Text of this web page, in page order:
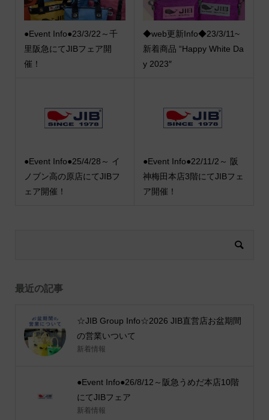
●Event Info●23/3/22～千
里阪急にてJIBフェア開
催！
◆web更新Info◆23/3/11~
新着商品 “Happy White Da
y 2023″
●Event Info●25/4/28～ イ
ノブン高の原店にてJIBフ
ェア開催！
●Event Info●22/11/2～ 阪
神梅田本店3階にてJIBフェ
ア開催！
最近の記事
☆JIB Group Info☆2026 JIB直営店お盆期間
の営業いついて
新着情報
●Event Info●26/8/12～阪急うめだ本店10階
にてJIBフェア
新着情報